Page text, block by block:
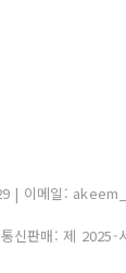
| 이메일:
신판매: 제 2025-